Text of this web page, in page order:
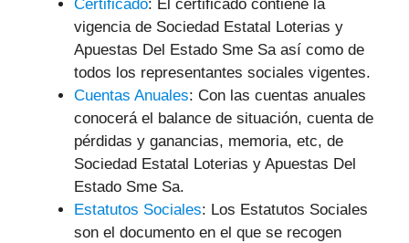
Certificado: El certificado contiene la
vigencia de Sociedad Estatal Loterias y
Apuestas Del Estado Sme Sa así como de
todos los representantes sociales vigentes.
Cuentas Anuales: Con las cuentas anuales
conocerá el balance de situación, cuenta de
pérdidas y ganancias, memoria, etc, de
Sociedad Estatal Loterias y Apuestas Del
Estado Sme Sa.
Estatutos Sociales: Los Estatutos Sociales
son el documento en el que se recogen